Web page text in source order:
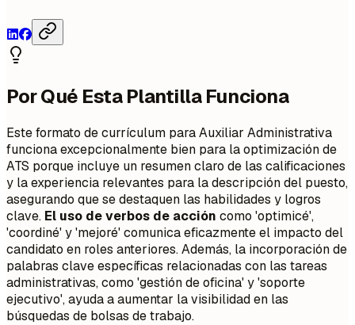
Por Qué Esta Plantilla Funciona
Este formato de currículum para Auxiliar Administrativa
funciona excepcionalmente bien para la optimización de
ATS porque incluye un resumen claro de las calificaciones
y la experiencia relevantes para la descripción del puesto,
asegurando que se destaquen las habilidades y logros
clave. El uso de verbos de acción como 'optimicé',
'coordiné' y 'mejoré' comunica eficazmente el impacto del
candidato en roles anteriores. Además, la incorporación de
palabras clave específicas relacionadas con las tareas
administrativas, como 'gestión de oficina' y 'soporte
ejecutivo', ayuda a aumentar la visibilidad en las
búsquedas de bolsas de trabajo.